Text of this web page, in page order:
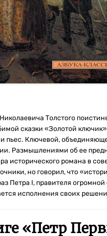
Толстого
сказки «Золотой
и пьес. Ключевой,
Размышлениями об ее
исторического романа в
но говорил, что
Петра I, правителя
исполнения своих
«Петр